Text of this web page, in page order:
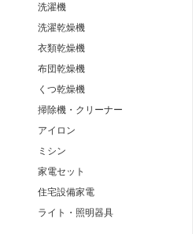
洗濯機
洗濯乾燥機
衣類乾燥機
布団乾燥機
くつ乾燥機
掃除機・クリーナー
アイロン
ミシン
家電セット
住宅設備家電
ライト・照明器具